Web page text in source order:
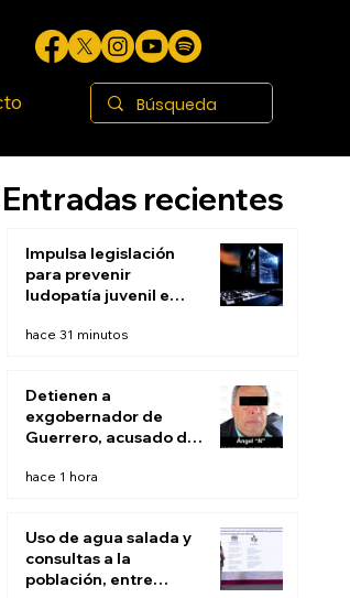
Entradas recientes
Impulsa legislación
para prevenir
ludopatía juvenil e
hace 31 minutos
Detienen a
exgobernador de
Guerrero, acusado de
caso Ayotzinapa
hace 1 hora
Uso de agua salada y
consultas a la
población, entre